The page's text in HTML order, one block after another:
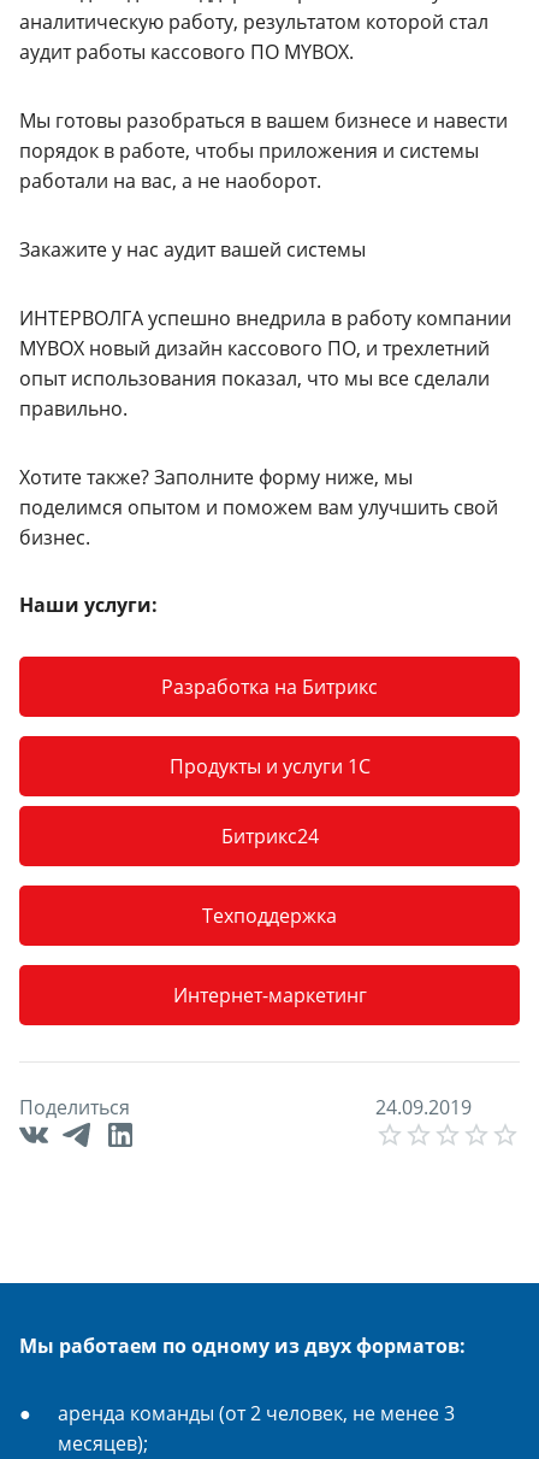
аналитическую работу, результатом которой стал
аудит работы кассового ПО MYBOX.
Мы готовы разобраться в вашем бизнесе и навести
порядок в работе, чтобы приложения и системы
работали на вас, а не наоборот.
Закажите у нас аудит вашей системы
ИНТЕРВОЛГА успешно внедрила в работу компании
MYBOX новый дизайн кассового ПО, и трехлетний
опыт использования показал, что мы все сделали
правильно.
Хотите также? Заполните форму ниже, мы
поделимся опытом и поможем вам улучшить свой
бизнес.
Наши услуги:
Разработка на Битрикс
Продукты и услуги 1С
Битрикс24
Техподдержка
Интернет-маркетинг
Поделиться 24.09.2019
Мы работаем по одному из двух форматов:
аренда команды (от 2 человек, не менее 3
месяцев);